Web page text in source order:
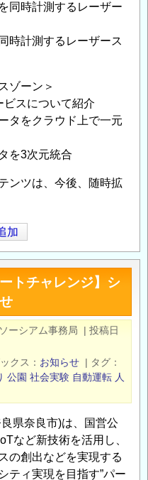
同時計測するレーザー
時計測するレーザース
ゾーン＞
スについて紹介
タをクラウド上で一元
を3次元統合
ンツは、今後、随時拡
加
トチャレンジ】シ
ーシアム事務局 | 投稿日
クス お知らせ | タグ
公園 社会実験 自動運転 人
県奈良市)は、国営公
など新技術を活用し、
の創出などを実現する
ティ実現を目指す”パー